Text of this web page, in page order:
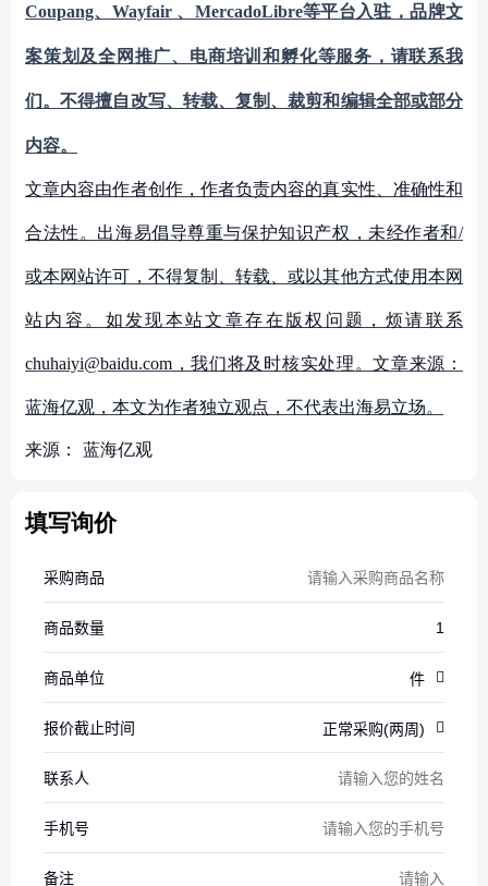
Coupang、Wayfair 、MercadoLibre等平台入驻，品牌文
案策划及全网推广、电商培训和孵化等服务，请联系我
们。不得擅自改写、转载、复制、裁剪和编辑全部或部分
内容。
文章内容由作者创作，作者负责内容的真实性、准确性和
合法性。出海易倡导尊重与保护知识产权，未经作者和/
或本网站许可，不得复制、转载、或以其他方式使用本网
站内容。如发现本站文章存在版权问题，烦请联系
chuhaiyi@baidu.com，我们将及时核实处理。文章来源：
蓝海亿观，本文为作者独立观点，不代表出海易立场。
来源： 蓝海亿观
填写询价